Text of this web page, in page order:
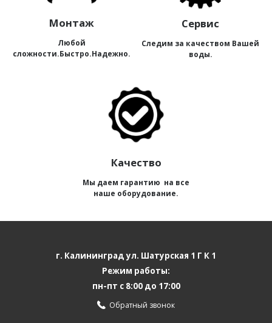
Монтаж
Любой
сложности.Быстро.Надежно.
Сервис
Следим за качеством Вашей
воды.
Качество
Мы даем гарантию на все
наше оборудование.
г. Калининград ул. Шатурская 1 Г К 1
Режим работы:
пн-пт с 8:00 до 17:00
Обратный звонок